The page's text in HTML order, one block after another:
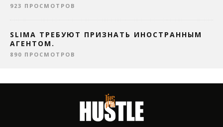
923 ПРОСМОТРОВ
SLIMA ТРЕБУЮТ ПРИЗНАТЬ ИНОСТРАННЫМ
АГЕНТОМ.
890 ПРОСМОТРОВ